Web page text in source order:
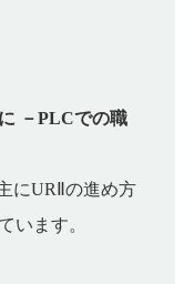
－PLCでの職
にURⅡの進め方
います。